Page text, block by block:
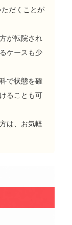
だくことが
が転院され
ケースも少
で状態を確
ることも可
は、お気軽